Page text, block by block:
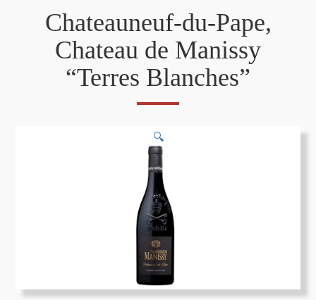
Chateauneuf-du-Pape,
Chateau de Manissy
“Terres Blanches”
🔍